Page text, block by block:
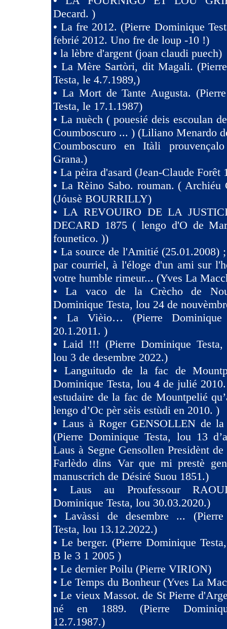
Decard. )
•La fre 2012. (Pierre Dominique
febrié 2012. Uno fre de loup -10 !)
• la lèbre d'argent (joan claudi puech)
•La Mère Sartòri, dit Magali.
Testa, le 4.7.1989,)
• La Mort de Tante Augusta.
Testa, le 17.1.1987)
• La nuèch ( pouesié deis escoulan
Coumboscuro ... ) (Liliano Menardo
Coumboscuro en Itàli
Grana.)
• La pèira d'asard (Jean-Claude Forêt
• La Rèino Sabo. rouman. ( Archiéu
(Jóusè BOURRILLY)
• LA REVOUIRO DE LA
DECARD 1875 ( lengo d'O de
founetico. ))
• La source de l'Amitié (25.01.2008)
par courriel, à l'éloge d'un ami sur
votre humble rimeur... (Yves La
•La vaco de la Crècho de
Dominique Testa, lou 24 de
• La Vièio… (Pierre Dominique
20.1.2011. )
•Laid !!! (Pierre Dominique
lou 3 de desembre 2022.)
• Languitudo de la fac de
Dominique Testa, lou 4 de julié
estudaire de la fac de Mountpelié
lengo d’Oc pèr sèis estùdi en 2010. )
• Laus à Roger GENSOLLEN de la
(Pierre Dominique Testa, lou 13
Laus à Segne Gensollen Presidènt
Farlèdo dins Var que mi prestè
manuscrich de Désiré Suou 1851.)
• Laus au Proufessour
Dominique Testa, lou 30.03.2020.)
•Lavàssi de desembre ...
Testa, lou 13.12.2022.)
• Le berger. (Pierre Dominique
B le 3 1 2005 )
• Le dernier Poilu (Pierre VIRION)
• Le Temps du Bonheur (Yves La
•Le vieux Massot. de St Pierre
né en 1889. (Pierre
12.7.1987.)